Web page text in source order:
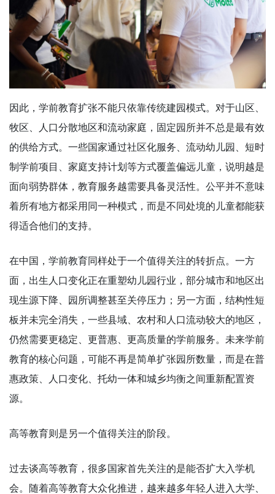
因此，学前教育扩张不能只依靠传统建园模式。对于山区、
牧区、人口分散地区和流动家庭，固定园所并不总是最有效
的供给方式。一些国家通过社区化服务、流动幼儿园、短时
制学前项目、家庭支持计划等方式覆盖偏远儿童，说明越是
面向弱势群体，教育服务越需要具备灵活性。公平并不意味
着所有地方都采用同一种模式，而是不同处境的儿童都能获
得适合他们的支持。
在中国，学前教育同样处于一个值得关注的转折点。一方
面，出生人口变化正在重塑幼儿园行业，部分城市和地区出
现生源下降、园所调整甚至关停压力；另一方面，结构性短
板并未完全消失，一些县域、农村和人口流动较大的地区，
仍然需要更稳定、更普惠、更高质量的学前服务。未来学前
教育的核心问题，可能不再是简单扩张园所数量，而是在普
惠政策、人口变化、托幼一体和城乡均衡之间重新配置资
源。
高等教育则是另一个值得关注的阶段。
过去谈高等教育，很多国家首先关注的是能否扩大入学机
会。随着高等教育大众化推进，越来越多年轻人进入大学、